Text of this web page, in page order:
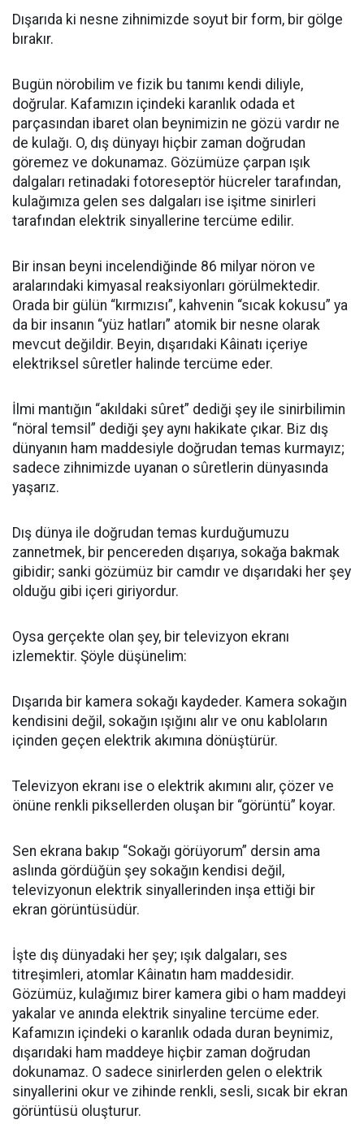
Dışarıda ki nesne zihnimizde soyut bir form, bir gölge
bırakır.
​Bugün nörobilim ve fizik bu tanımı kendi diliyle,
doğrular. Kafamızın içindeki karanlık odada et
parçasından ibaret olan beynimizin ne gözü vardır ne
de kulağı. O, dış dünyayı hiçbir zaman doğrudan
göremez ve dokunamaz. Gözümüze çarpan ışık
dalgaları retinadaki fotoreseptör hücreler tarafından,
kulağımıza gelen ses dalgaları ise işitme sinirleri
tarafından elektrik sinyallerine tercüme edilir.
​Bir insan beyni incelendiğinde 86 milyar nöron ve
aralarındaki kimyasal reaksiyonları görülmektedir.
Orada bir gülün “kırmızısı”, kahvenin “sıcak kokusu” ya
da bir insanın “yüz hatları” atomik bir nesne olarak
mevcut değildir. Beyin, dışarıdaki Kâinatı içeriye
elektriksel sûretler halinde tercüme eder.
​İlmi mantığın “akıldaki sûret” dediği şey ile sinirbilimin
“nöral temsil” dediği şey aynı hakikate çıkar. Biz dış
dünyanın ham maddesiyle doğrudan temas kurmayız;
sadece zihnimizde uyanan o sûretlerin dünyasında
yaşarız.
Dış dünya ile doğrudan temas kurduğumuzu
zannetmek, bir pencereden dışarıya, sokağa bakmak
gibidir; sanki gözümüz bir camdır ve dışarıdaki her şey
olduğu gibi içeri giriyordur.
​Oysa gerçekte olan şey, bir televizyon ekranı
izlemektir. Şöyle düşünelim:
​Dışarıda bir kamera sokağı kaydeder. Kamera sokağın
kendisini değil, sokağın ışığını alır ve onu kabloların
içinden geçen elektrik akımına dönüştürür.
​Televizyon ekranı ise o elektrik akımını alır, çözer ve
önüne renkli piksellerden oluşan bir “görüntü” koyar.
​Sen ekrana bakıp “Sokağı görüyorum” dersin ama
aslında gördüğün şey sokağın kendisi değil,
televizyonun elektrik sinyallerinden inşa ettiği bir
ekran görüntüsüdür.
​İşte dış dünyadaki her şey; ışık dalgaları, ses
titreşimleri, atomlar Kâinatın ham maddesidir.
Gözümüz, kulağımız birer kamera gibi o ham maddeyi
yakalar ve anında elektrik sinyaline tercüme eder.
Kafamızın içindeki o karanlık odada duran beynimiz,
dışarıdaki ham maddeye hiçbir zaman doğrudan
dokunamaz. O sadece sinirlerden gelen o elektrik
sinyallerini okur ve zihinde renkli, sesli, sıcak bir ekran
görüntüsü oluşturur.